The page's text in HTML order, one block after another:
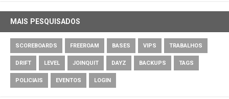
MAIS PESQUISADOS
SCOREBOARDS FREEROAM BASES VIPS TRABALHOS
DRIFT LEVEL JOINQUIT DAYZ BACKUPS TAGS
POLICIAIS EVENTOS LOGIN